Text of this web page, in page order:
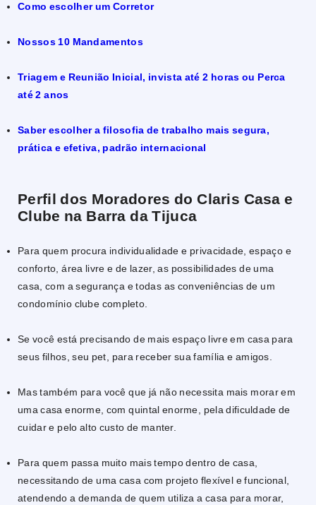
Como escolher um Corretor
Nossos 10 Mandamentos
Triagem e Reunião Inicial, invista até 2 horas ou Perca
até 2 anos
Saber escolher a filosofia de trabalho mais segura,
prática e efetiva, padrão internacional
Perfil dos Moradores do Claris Casa e
Clube na Barra da Tijuca
Para quem procura individualidade e privacidade, espaço e
conforto, área livre e de lazer, as possibilidades de uma
casa, com a segurança e todas as conveniências de um
condomínio clube completo.
Se você está precisando de mais espaço livre em casa para
seus filhos, seu pet, para receber sua família e amigos.
Mas também para você que já não necessita mais morar em
uma casa enorme, com quintal enorme, pela dificuldade de
cuidar e pelo alto custo de manter.
Para quem passa muito mais tempo dentro de casa,
necessitando de uma casa com projeto flexível e funcional,
atendendo a demanda de quem utiliza a casa para morar,